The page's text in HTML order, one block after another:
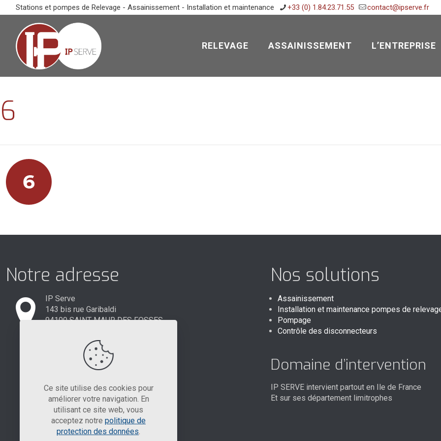
Stations et pompes de Relevage - Assainissement - Installation et maintenance +33 (0) 1.84.23.71.55 contact@ipserve.fr
RELEVAGE ASSAINISSEMENT L’ENTREPRISE
6
Notre adresse
IP Serve
143 bis rue Garibaldi
94100 SAINT MAUR DES FOSSES
Nos solutions
Assainissement
Installation et maintenance pompes de
Pompage
Contrôle des disconnecteurs
Domaine d’intervention
IP SERVE intervient partout en Ile de France
Et sur ses département limitrophes
Ce site utilise des cookies pour
améliorer votre navigation. En
utilisant ce site web, vous
acceptez notre politique de
protection des données.